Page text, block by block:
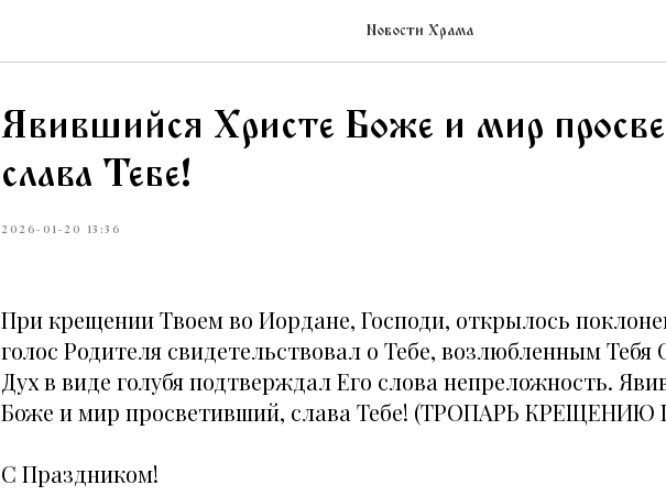
Новости Храма
Явившийся Христе Боже и мир
слава Тебе!
2026-01-20 13:36
При крещении Твоем во Иордане, Господи, открылось
голос Родителя свидетельствовал о Тебе, возлюбленным
Дух в виде голубя подтверждал Его слова непреложность.
Боже и мир просветивший, слава Тебе! (ТРОПАРЬ
С Праздником!